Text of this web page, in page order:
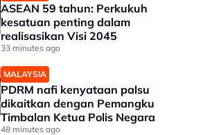
ASEAN 59 tahun: Perkukuh
kesatuan penting dalam
realisasikan Visi 2045
33 minutes ago
MALAYSIA
PDRM nafi kenyataan palsu
dikaitkan dengan Pemangku
Timbalan Ketua Polis Negara
48 minutes ago